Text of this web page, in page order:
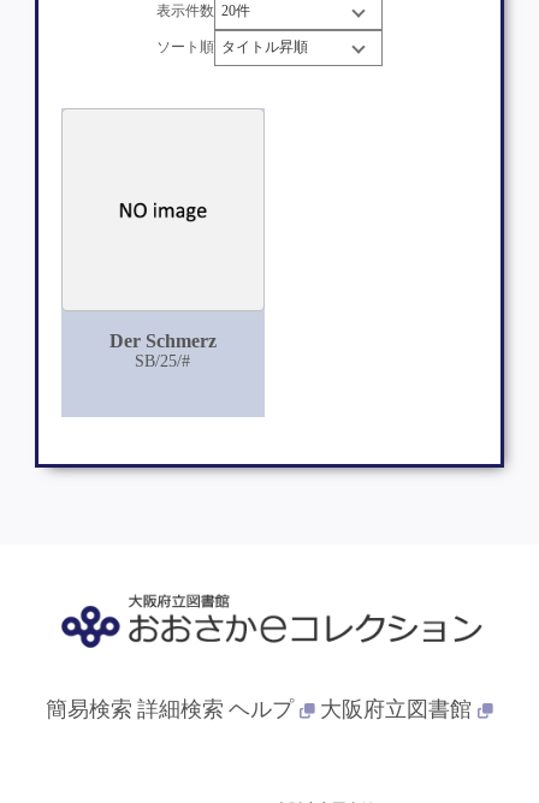
表示件数
ソート順
Der Schmerz
SB/25/#
簡易検索 詳細検索 ヘルプ 大阪府立図書館